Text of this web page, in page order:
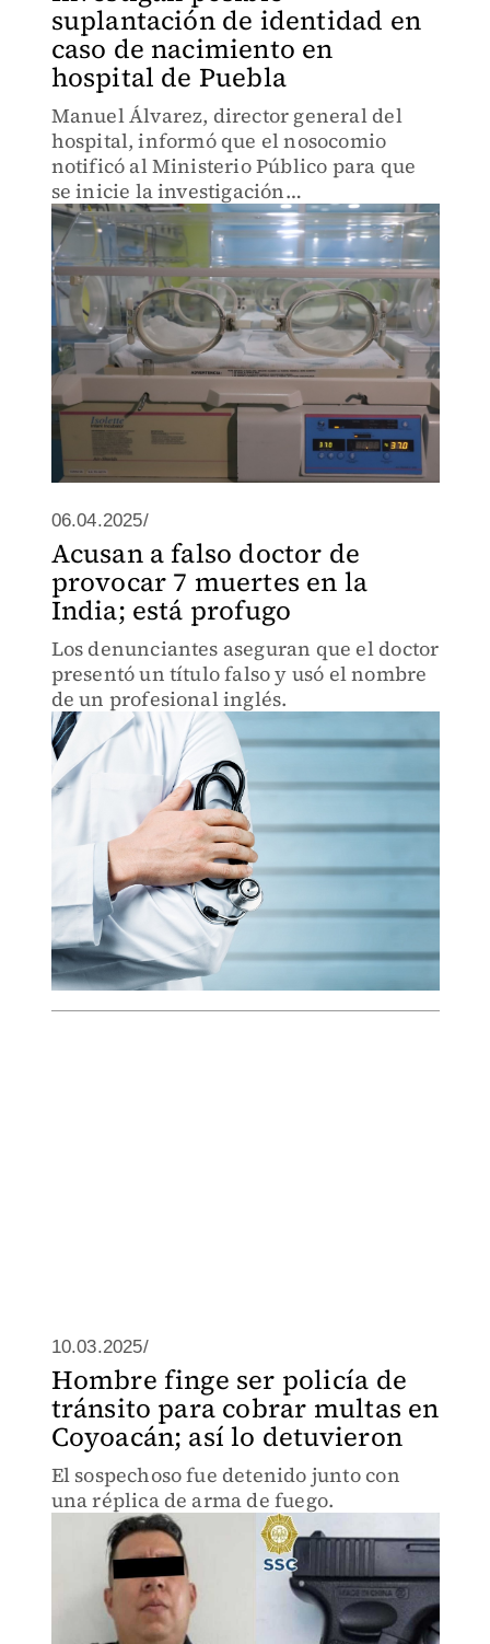
suplantación de identidad en
caso de nacimiento en
hospital de Puebla
Manuel Álvarez, director general del
hospital, informó que el nosocomio
notificó al Ministerio Público para que
se inicie la investigación
correspondiente y determinen
responsabilidades.
06.04.2025/
Acusan a falso doctor de
provocar 7 muertes en la
India; está profugo
Los denunciantes aseguran que el doctor
presentó un título falso y usó el nombre
de un profesional inglés.
10.03.2025/
Hombre finge ser policía de
tránsito para cobrar multas en
Coyoacán; así lo detuvieron
El sospechoso fue detenido junto con
una réplica de arma de fuego.